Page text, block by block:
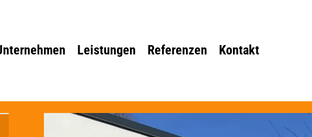
Leistungen Referenzen Kontakt